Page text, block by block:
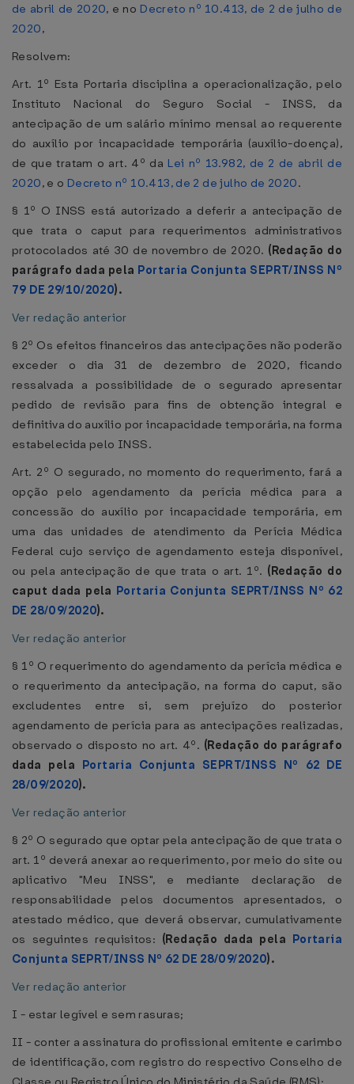
de abril de 2020, e no Decreto nº 10.413, de 2 de julho de
2020,
Resolvem:
Art. 1º Esta Portaria disciplina a operacionalização, pelo
Instituto Nacional do Seguro Social - INSS, da
antecipação de um salário mínimo mensal ao requerente
do auxílio por incapacidade temporária (auxílio-doença),
de que tratam o art. 4º da Lei nº 13.982, de 2 de abril de
2020, e o Decreto nº 10.413, de 2 de julho de 2020.
§ 1º O INSS está autorizado a deferir a antecipação de
que trata o caput para requerimentos administrativos
protocolados até 30 de novembro de 2020. (Redação do
parágrafo dada pela Portaria Conjunta SEPRT/INSS Nº
79 DE 29/10/2020).
Ver redação anterior
§ 2º Os efeitos financeiros das antecipações não poderão
exceder o dia 31 de dezembro de 2020, ficando
ressalvada a possibilidade de o segurado apresentar
pedido de revisão para fins de obtenção integral e
definitiva do auxílio por incapacidade temporária, na forma
estabelecida pelo INSS.
Art. 2º O segurado, no momento do requerimento, fará a
opção pelo agendamento da perícia médica para a
concessão do auxílio por incapacidade temporária, em
uma das unidades de atendimento da Perícia Médica
Federal cujo serviço de agendamento esteja disponível,
ou pela antecipação de que trata o art. 1º. (Redação do
caput dada pela Portaria Conjunta SEPRT/INSS Nº 62
DE 28/09/2020).
Ver redação anterior
§ 1º O requerimento do agendamento da perícia médica e
o requerimento da antecipação, na forma do caput, são
excludentes entre si, sem prejuízo do posterior
agendamento de perícia para as antecipações realizadas,
observado o disposto no art. 4º. (Redação do parágrafo
dada pela Portaria Conjunta SEPRT/INSS Nº 62 DE
28/09/2020).
Ver redação anterior
§ 2º O segurado que optar pela antecipação de que trata o
art. 1º deverá anexar ao requerimento, por meio do site ou
aplicativo "Meu INSS", e mediante declaração de
responsabilidade pelos documentos apresentados, o
atestado médico, que deverá observar, cumulativamente
os seguintes requisitos: (Redação dada pela Portaria
Conjunta SEPRT/INSS Nº 62 DE 28/09/2020).
Ver redação anterior
I - estar legível e sem rasuras;
II - conter a assinatura do profissional emitente e carimbo
de identificação, com registro do respectivo Conselho de